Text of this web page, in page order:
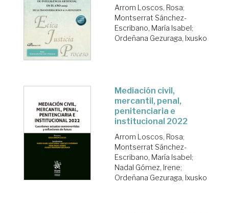
Arrom Loscos, Rosa;
Montserrat Sánchez-
Escribano, María Isabel;
Ordeñana Gezuraga, Ixusko
Mediación civil,
mercantil, penal,
penitenciaria e
institucional 2022
Arrom Loscos, Rosa;
Montserrat Sánchez-
Escribano, María Isabel ;
Nadal Gómez, Irene;
Ordeñana Gezuraga, Ixusko